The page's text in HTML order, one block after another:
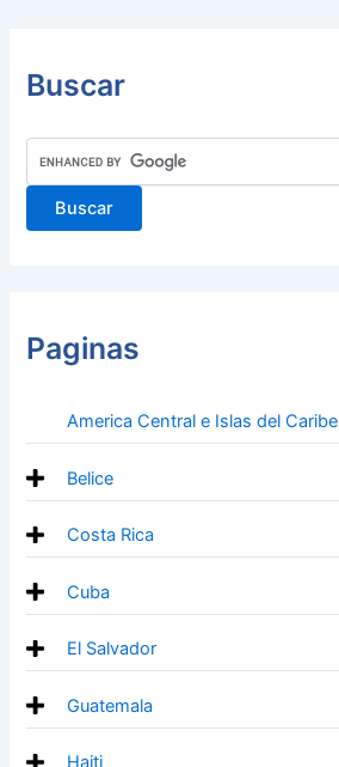
Buscar
Paginas
America Central e Islas del Caribe
Belice
Costa Rica
Cuba
El Salvador
Guatemala
Haiti